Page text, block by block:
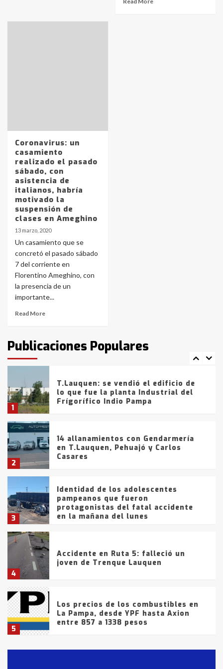
Coronavirus: un
casamiento
realizado el pasado
sábado, con
asistencia de
italianos, habría
motivado la
suspensión de
clases en Ameghino
13 marzo, 2020
Un casamiento que se
concretó el pasado sábado
7 del corriente en
Florentino Ameghino, con
la presencia de un
importante...
Read More
Publicaciones Populares
3
en la mañana del lunes
4
Accidente en Ruta 5: falleció un
joven de Trenque Lauquen
5
Los precios de los combustibles en
6
La Bolsa de Cereales de Bahía
Blanca anticipa que Agosto vendrá
con lluvias y heladas, en gran parte
fueron detenidos por
comercialización de drogas en la
tarde del sábado
1
T.Lauquen: se vendió el edificio de
lo que fue la planta Industrial del
Frígorífico Indio Pampa
2
14 allanamientos con Gendarmería
en T.Lauquen, Pehuajó y Carlos
Casares
3
Identidad de los adolescentes
pampeanos que fueron
protagonistas del fatal accidente
en la mañana del lunes
4
Accidente en Ruta 5: falleció un
joven de Trenque Lauquen
5
Los precios de los combustibles en
La Pampa, desde YPF hasta Axion
entre 857 a 1338 pesos